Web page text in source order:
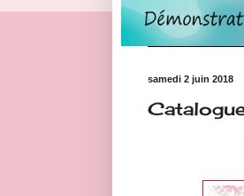
samedi 2 juin 2018